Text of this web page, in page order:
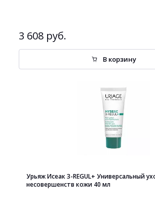
3 608 руб.
В корзину
Урьяж Исеак 3-REGUL+ Универсальный
несовершенств кожи 40 мл